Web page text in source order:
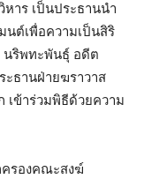
าร เป็นประธานนำ
ต์เพื่อความเป็นสิริ
ริพทะพันธุ์ อดีต
ะธานฝ่ายฆราวาส
เข้าร่วมพิธีด้วยความ
ครองคณะสงฆ์